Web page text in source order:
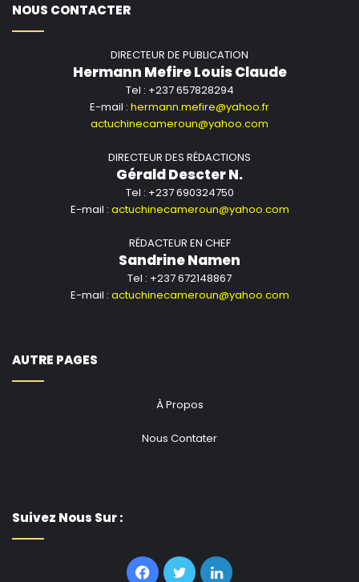
NOUS CONTACTER
DIRECTEUR DE PUBLICATION
Hermann Mefire Louis Claude
Tel : +237 657828294
E-mail : hermann.mefire@yahoo.fr
actuchinecameroun@yahoo.com
DIRECTEUR DES RÉDACTIONS
Gérald Descter N.
Tel : +237 690324750
E-mail : actuchinecameroun@yahoo.com
RÉDACTEUR EN CHEF
Sandrine Namen
Tel : +237 672148867
E-mail : actuchinecameroun@yahoo.com
AUTRE PAGES
À Propos
Nous Contater
Suivez Nous Sur :
Facebook
TwitterLinkedin